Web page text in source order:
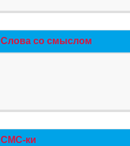
Слова со смыслом
СМС-ки